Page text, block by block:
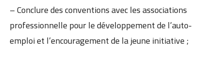
– Conclure des conventions avec les associations
professionnelle pour le développement de l’auto-
emploi et l’encouragement de la jeune initiative ;